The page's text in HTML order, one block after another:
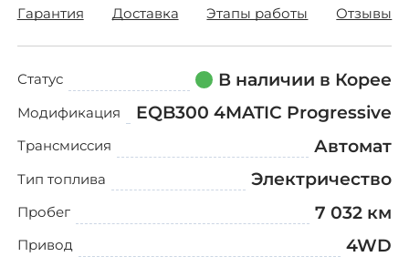
Авто до 160 л.с.
Ставки утильсбора
Контакты
8 800-555-70-97
Гарантия Доставка Этапы работы Отзывы
Статус В наличии в Корее
Модификация EQB300 4MATIC Progressive
Трансмиссия Автомат
Тип топлива Электричество
Пробег 7 032 км
Привод 4WD